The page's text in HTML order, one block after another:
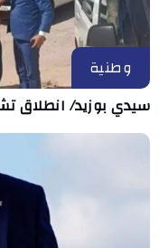
وطنية
سيدي بوزيد/ انطلاق